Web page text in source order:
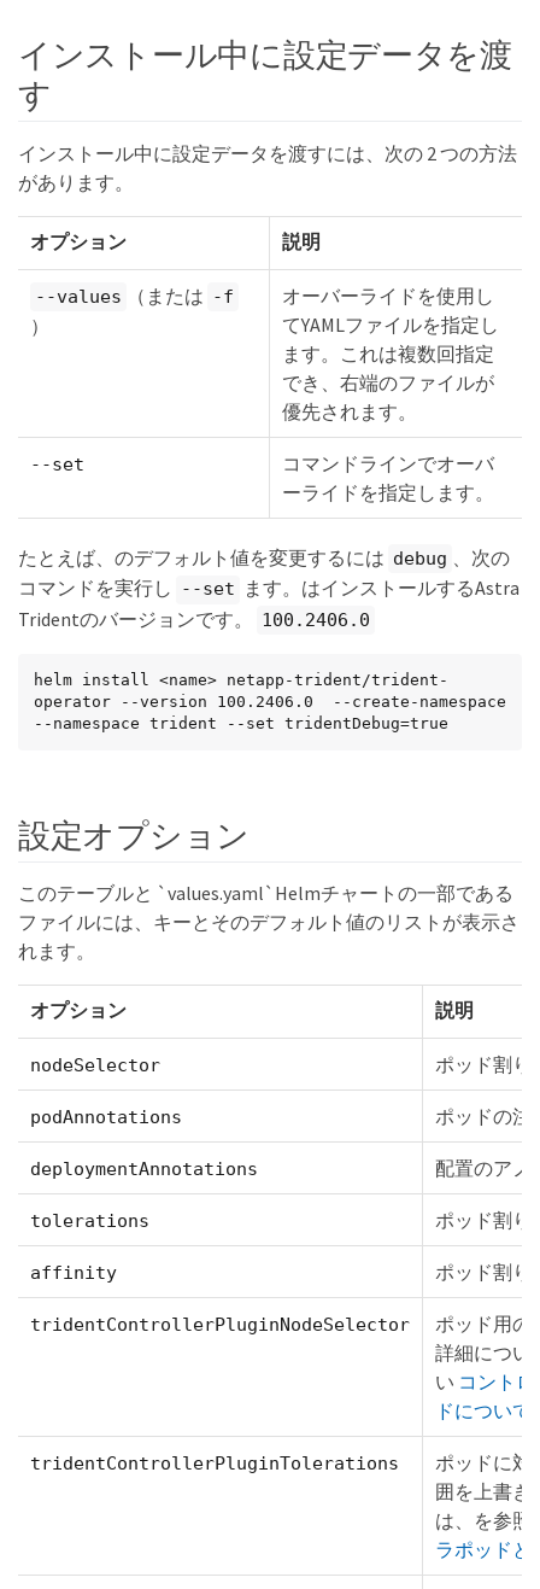
インストール中に設定データを渡
す
インストール中に設定データを渡すには、次の 2 つの方法
があります。
オプション 説明
--values （または -f
）
オーバーライドを使用し
てYAMLファイルを指定し
ます。これは複数回指定
でき、右端のファイルが
優先されます。
--set
コマンドラインでオーバ
ーライドを指定します。
たとえば、のデフォルト値を変更するには debug
、次の
コマンドを実行し
--set
ます。はインストールするAstra
Tridentのバージョンです。
100.2406.0
helm install <name> netapp-trident/trident-
operator --version 100.2406.0  --create-namespace
--namespace trident --set tridentDebug=true
設定オプション
このテーブルと `values.yaml`Helmチャートの一部である
ファイルには、キーとそのデフォルト値のリストが表示さ
れます。
オプション 説明
nodeSelector ポッド割り
podAnnotations ポッドの注
deploymentAnnotations 配置のアノ
tolerations ポッド割り
affinity ポッド割り
tridentControllerPluginNodeSelector
ポッド用の
詳細につい
い コント
ドについて
tridentControllerPluginTolerations
ポッドに対
囲を上書き
は、を参照
ラポッドと